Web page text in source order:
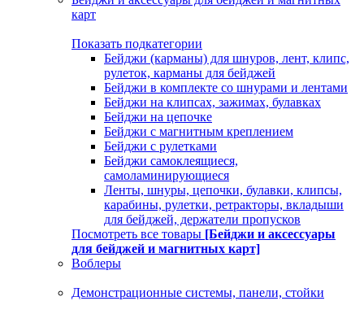
карт
Показать подкатегории
Бейджи (карманы) для шнуров, лент, клипс,
рулеток, карманы для бейджей
Бейджи в комплекте со шнурами и лентами
Бейджи на клипсах, зажимах, булавках
Бейджи на цепочке
Бейджи с магнитным креплением
Бейджи с рулетками
Бейджи самоклеящиеся,
самоламинирующиеся
Ленты, шнуры, цепочки, булавки, клипсы,
карабины, рулетки, ретракторы, вкладыши
для бейджей, держатели пропусков
Посмотреть все товары [Бейджи и аксессуары
для бейджей и магнитных карт]
Воблеры
Демонстрационные системы, панели, стойки